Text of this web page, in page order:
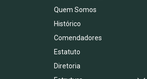
Quem Somos
Histórico
Comendadores
Estatuto
Diretoria